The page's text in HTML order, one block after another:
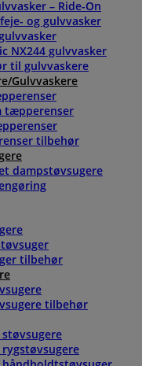
– Ride-On
og gulvvasker
NX244 gulvvasker
til gulvvaskere
Gulvvaskere
tæpperenser
tilbehør
dampstøvsugere
tilbehør
tilbehør